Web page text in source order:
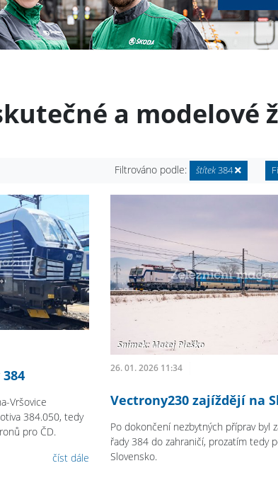
a modelové
Filtrováno podle:
štítek384
Vršovice
384.050, tedy
pro ČD.
číst dále
26. 01. 2026 11:34
Vectrony230 zajíždějí na
Po dokončení nezbytných příprav byl
řady 384 do zahraničí, prozatím tedy
Slovensko.